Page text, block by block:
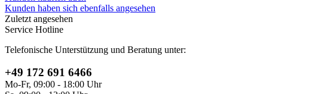
Kunden haben sich ebenfalls angesehen
Zuletzt angesehen
Service Hotline
Telefonische Unterstützung und Beratung unter:
+49 172 691 6466
Mo-Fr, 09:00 - 18:00 Uhr